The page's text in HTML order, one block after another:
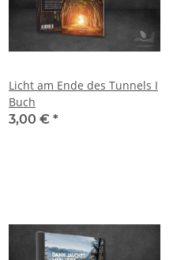
Licht am Ende des Tunnels I
Buch
3,00 € *